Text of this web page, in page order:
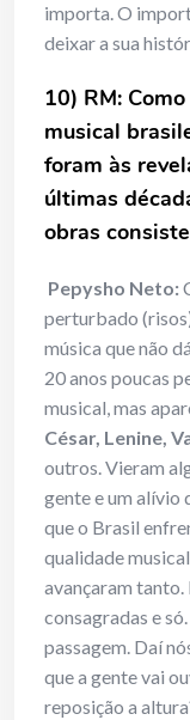
importa. O
deixar a sua
10) RM:
musical
foram às
últimas
obras
Pepysho Neto:
perturbado
música que não
20 anos poucas
musical, mas
César, Lenine,
outros. Vieram
gente e um alívio
que o Brasil
qualidade
avançaram tanto.
consagradas e
passagem. Daí
que a gente vai
reposição a